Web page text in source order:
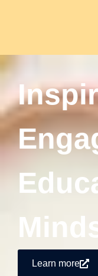
Learn more